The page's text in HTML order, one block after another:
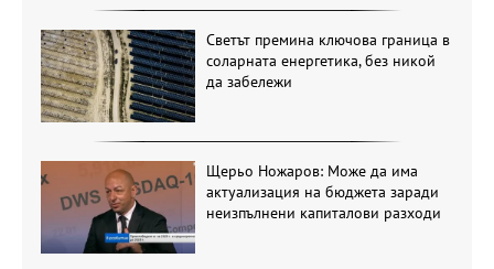
Светът премина ключова граница в
соларната енергетика, без никой
да забележи
Щерьо Ножаров: Може да има
актуализация на бюджета заради
неизпълнени капиталови разходи